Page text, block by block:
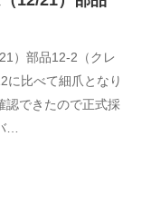
）部品12-2（クレ
に比べて細爪となり
認できたので正式採
…